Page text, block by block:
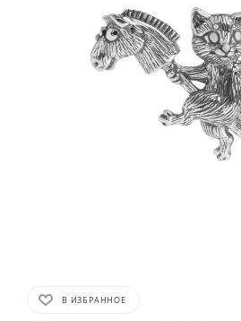
В ИЗБРАННОЕ